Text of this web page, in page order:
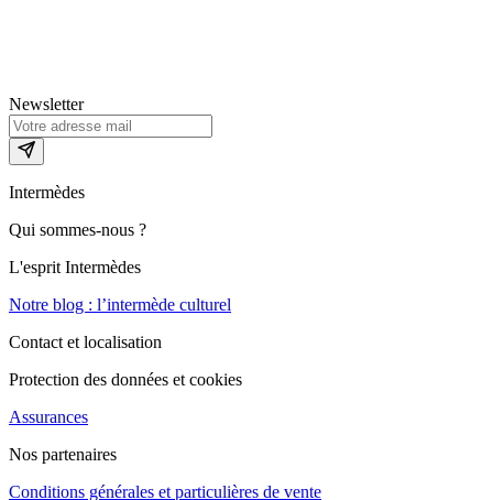
Newsletter
Intermèdes
Qui sommes-nous ?
L'esprit Intermèdes
Notre blog : l’intermède culturel
Contact et localisation
Protection des données et cookies
Assurances
Nos partenaires
Conditions générales et particulières de vente